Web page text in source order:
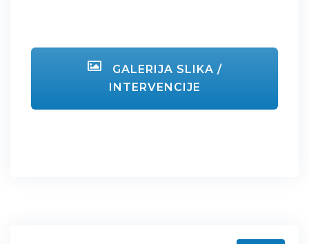
GALERIJA SLIKA /
INTERVENCIJE